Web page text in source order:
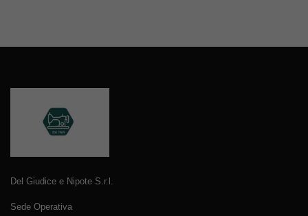
Del Giudice e Nipote S.r.l.
Sede Operativa